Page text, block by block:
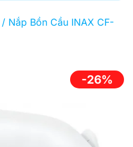
/ Nắp Bồn Cầu INAX CF-
-26%